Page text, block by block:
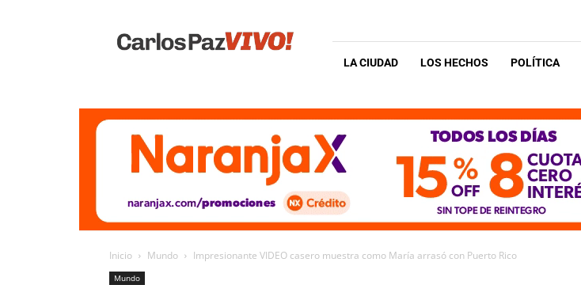
Vivo
LA CIUDAD LOS HECHOS POLÍTICA
Inicio Mundo Impresionante VIDEO casero muestra como María arrasó con Puerto Rico
Mundo